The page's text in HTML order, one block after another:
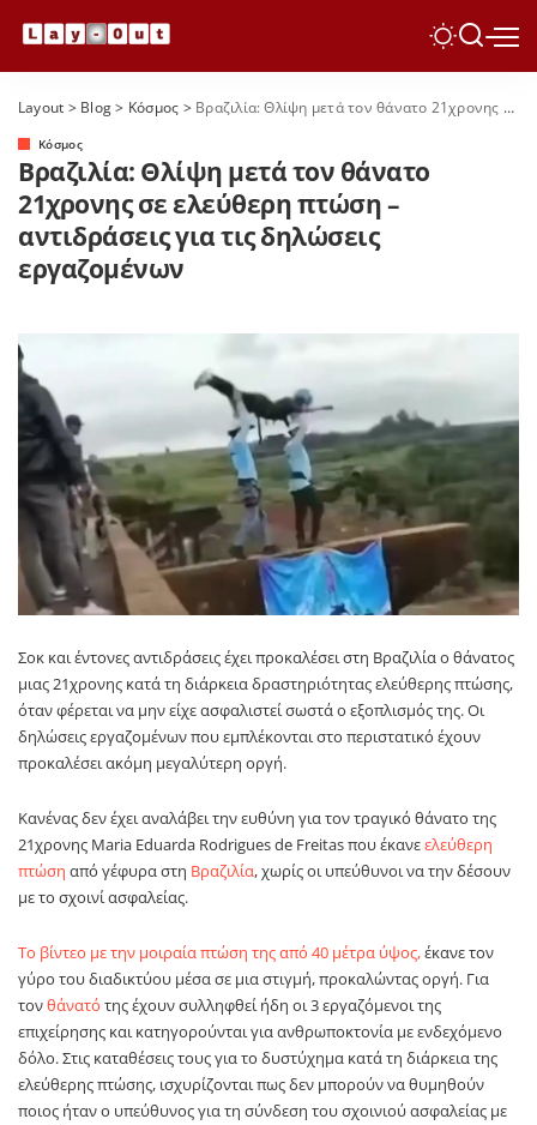
Layout > Blog> Κόσμος > Βραζιλία: Θλίψη μετά τον θάνατο 21χρονης σε ελεύθερη πτώση – αντιδράσεις για τις δηλώσεις εργαζομένων
Κόσμος
Βραζιλία: Θλίψη μετά τον θάνατο
21χρονης σε ελεύθερη πτώση –
αντιδράσεις για τις δηλώσεις
εργαζομένων
Σοκ και έντονες αντιδράσεις έχει προκαλέσει στη Βραζιλία ο θάνατος
μιας 21χρονης κατά τη διάρκεια δραστηριότητας ελεύθερης πτώσης,
όταν φέρεται να μην είχε ασφαλιστεί σωστά ο εξοπλισμός της. Οι
δηλώσεις εργαζομένων που εμπλέκονται στο περιστατικό έχουν
προκαλέσει ακόμη μεγαλύτερη οργή.
Κανένας δεν έχει αναλάβει την ευθύνη για τον τραγικό θάνατο της
21χρονης Maria Eduarda Rodrigues de Freitas που έκανεελεύθερη
πτώση από γέφυρα στη Βραζιλία, χωρίς οι υπεύθυνοι να την δέσουν
με το σχοινί ασφαλείας.
Το βίντεο με την μοιραία πτώση της από 40 μέτρα ύψος,έκανε τον
γύρο του διαδικτύου μέσα σε μια στιγμή, προκαλώντας οργή. Για
τονθάνατό της έχουν συλληφθεί ήδη οι 3 εργαζόμενοι της
επιχείρησης και κατηγορούνται για ανθρωποκτονία με ενδεχόμενο
δόλο. Στις καταθέσεις τους για το δυστύχημα κατά τη διάρκεια της
ελεύθερης πτώσης, ισχυρίζονται πως δεν μπορούν να θυμηθούν
ποιος ήταν ο υπεύθυνος για τη σύνδεση του σχοινιού ασφαλείας με